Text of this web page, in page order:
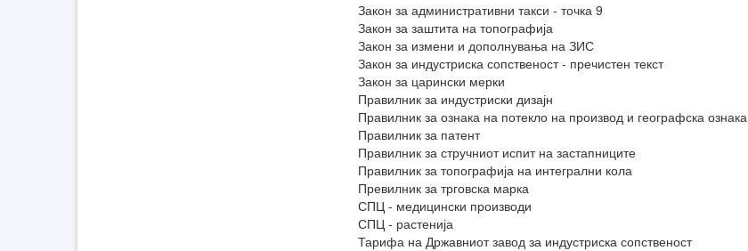
Закон за административни такси - точка 9
Закон за заштита на топографија
Закон за измени и дополнувања на ЗИС
Закон за индустриска сопственост - пречистен текст
Закон за царински мерки
Правилник за индустриски дизајн
Правилник за ознака на потекло на производ и географска ознака
Правилник за патент
Правилник за стручниот испит на застапниците
Правилник за топографија на интегрални кола
Превилник за трговска марка
СПЦ - медицински производи
СПЦ - растенија
Тарифа на Државниот завод за индустриска сопственост